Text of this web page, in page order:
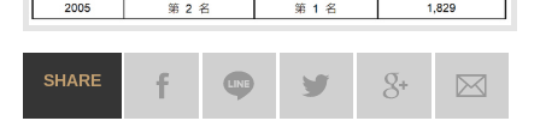
SHARE